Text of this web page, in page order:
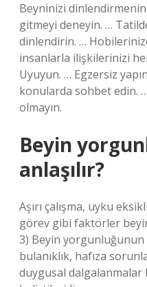
Beyninizi
gitmeyi deneyin. …
dinlendirin. …
insanlarla ilişkilerinizi
Uyuyun. … Egzersiz
konularda sohbet edin.
olmayın.
Beyin
anlaşılır?
Aşırı çalışma, uyku
görev gibi faktörler
3) Beyin
bulanıklık, hafıza
duygusal